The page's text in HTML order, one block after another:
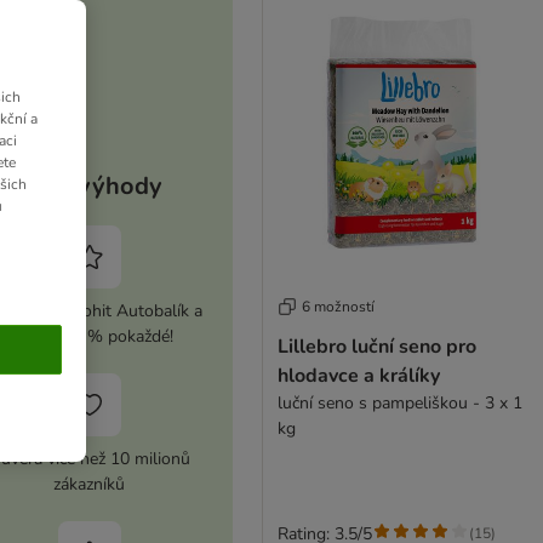
Vaše výhody
si zoohit Autobalík a
ušetřete 5 % pokaždé!
více než 10 milionů
zákazníků
6 možností
Lillebro luční seno pro
hlodavce a králíky
luční seno s pampeliškou - 3 x 1
kg
Rating: 3.5/5 (15)
a